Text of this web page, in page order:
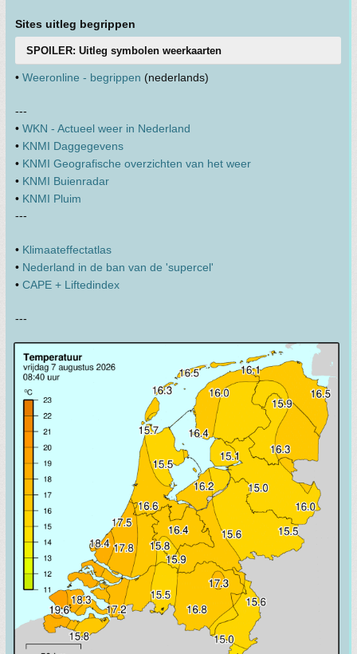
Sites uitleg begrippen
SPOILER: Uitleg symbolen weerkaarten
• Weeronline - begrippen (nederlands)
---
• WKN - Actueel weer in Nederland
• KNMI Daggegevens
• KNMI Geografische overzichten van het weer
• KNMI Buienradar
• KNMI Pluim
---
• Klimaateffectatlas
• Nederland in de ban van de 'supercel'
• CAPE + Liftedindex
---